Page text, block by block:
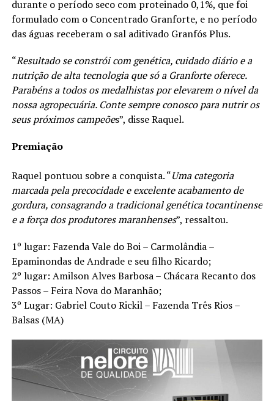
durante o período seco com proteinado 0,1%, que foi
formulado com o Concentrado Granforte, e no período
das águas receberam o sal aditivado Granfós Plus.
“Resultado se constrói com genética, cuidado diário e a
nutrição de alta tecnologia que só a Granforte oferece.
Parabéns a todos os medalhistas por elevarem o nível da
nossa agropecuária. Conte sempre conosco para nutrir os
seus próximos campeões”, disse Raquel.
Premiação
Raquel pontuou sobre a conquista. “Uma categoria
marcada pela precocidade e excelente acabamento de
gordura, consagrando a tradicional genética tocantinense
e a força dos produtores maranhenses”, ressaltou.
1º lugar: Fazenda Vale do Boi – Carmolândia –
Epaminondas de Andrade e seu filho Ricardo;
2º lugar: Amilson Alves Barbosa – Chácara Recanto dos
Passos – Feira Nova do Maranhão;
3º Lugar: Gabriel Couto Rickil – Fazenda Três Rios –
Balsas (MA)